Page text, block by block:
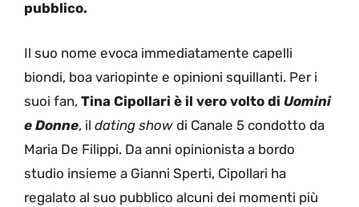
pubblico.
Il suo nome evoca immediatamente capelli
biondi, boa variopinte e opinioni squillanti. Per i
suoi fan, Tina Cipollari è il vero volto di Uomini
e Donne, il dating show di Canale 5 condotto da
Maria De Filippi. Da anni opinionista a bordo
studio insieme a Gianni Sperti, Cipollari ha
regalato al suo pubblico alcuni dei momenti più